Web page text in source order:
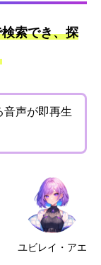
索でき、探
音声が即再生
ユビレイ・アエ